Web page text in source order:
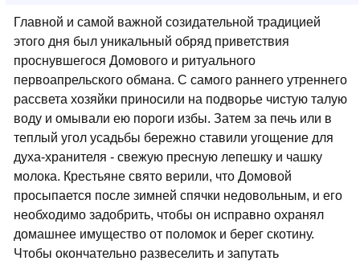
Главной и самой важной созидательной традицией
этого дня был уникальный обряд приветствия
проснувшегося Домового и ритуального
первоапрельского обмана. С самого раннего утреннего
рассвета хозяйки приносили на подворье чистую талую
воду и омывали ею пороги избы. Затем за печь или в
теплый угол усадьбы бережно ставили угощение для
духа-хранителя - свежую пресную лепешку и чашку
молока. Крестьяне свято верили, что Домовой
просыпается после зимней спячки недовольным, и его
необходимо задобрить, чтобы он исправно охранял
домашнее имущество от поломок и берег скотину.
Чтобы окончательно развеселить и запутать